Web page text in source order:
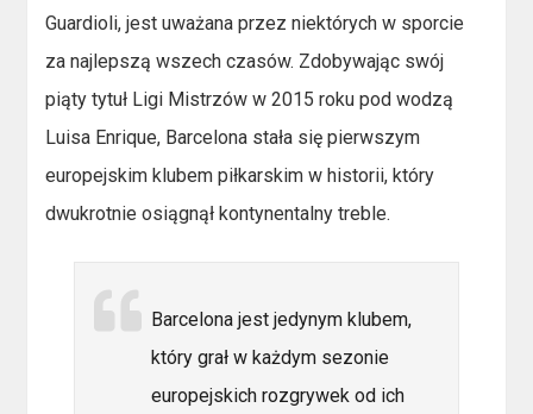
Guardioli, jest uważana przez niektórych w sporcie
za najlepszą wszech czasów. Zdobywając swój
piąty tytuł Ligi Mistrzów w 2015 roku pod wodzą
Luisa Enrique, Barcelona stała się pierwszym
europejskim klubem piłkarskim w historii, który
dwukrotnie osiągnął kontynentalny treble.
Barcelona jest jedynym klubem,
który grał w każdym sezonie
europejskich rozgrywek od ich